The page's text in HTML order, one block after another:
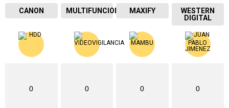
CANON MULTIFUNCIONAL MAXIFY
WESTERN
DIGITAL
0 0 0 0